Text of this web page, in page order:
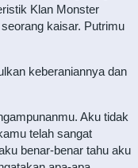
Klan Monster
kaisar. Putrimu
keberaniannya dan
Aku tidak
telah sangat
benar-benar tahu aku